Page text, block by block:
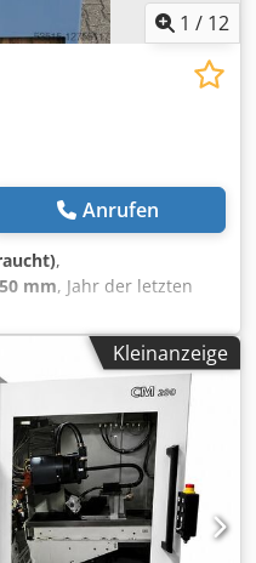
1 / 12
Anrufen
,
mm, Jahr der letzten
2.200 W,
wurde komplett
neu lackiert -
inclusiver
-Zum Nachschärfen
CV- und
Verfahren
DIN1840 - Schleifen von
Sonderzähnen (Option) -
Kleinanzeige